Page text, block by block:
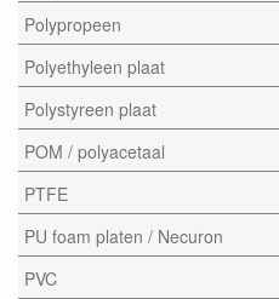
Polypropeen
Polyethyleen plaat
Polystyreen plaat
POM / polyacetaal
PTFE
PU foam platen / Necuron
PVC